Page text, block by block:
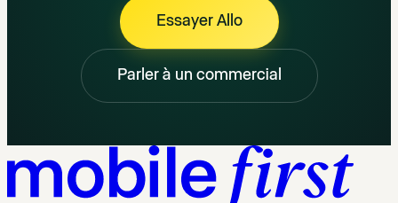
Essayer Allo
Parler à un commercial